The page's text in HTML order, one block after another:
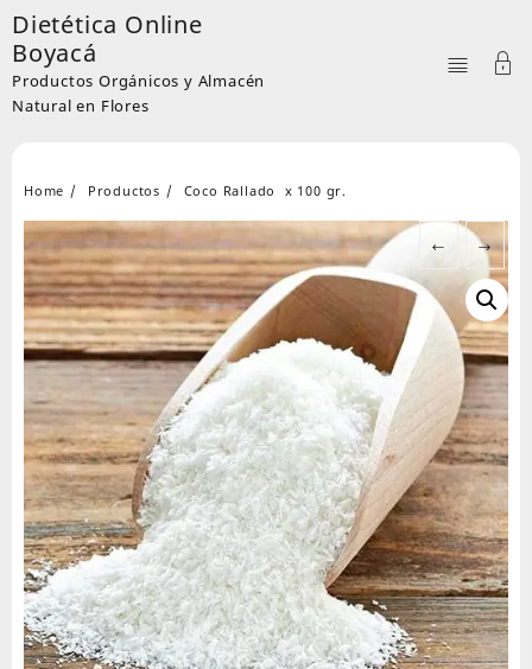
Skip
to
content
Dietética Online
Boyacá
Productos Orgánicos y Almacén
Natural en Flores
Home Productos Coco Rallado x 100 gr.
← →